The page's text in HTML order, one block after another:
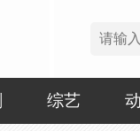
综艺